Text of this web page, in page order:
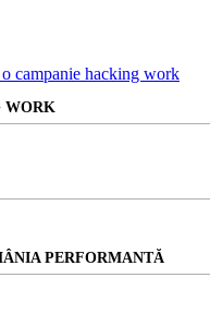
WORK
PERFORMANTĂ